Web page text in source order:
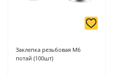
Заклепка резьбовая М6
потай (100шт)